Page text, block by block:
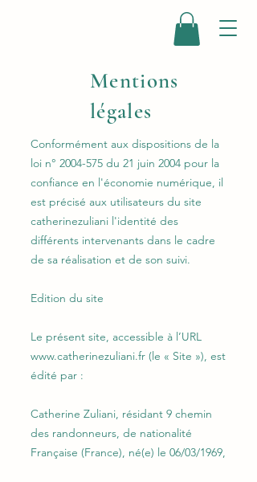
Mentions
légales
Conformément aux dispositions de la
loi n° 2004-575 du 21 juin 2004 pour la
confiance en l'économie numérique, il
est précisé aux utilisateurs du site
catherinezuliani l'identité des
différents intervenants dans le cadre
de sa réalisation et de son suivi.
Edition du site
Le présent site, accessible à l’URL
www.catherinezuliani.fr (le « Site »), est
édité par :
Catherine Zuliani, résidant 9 chemin
des randonneurs, de nationalité
Française (France), né(e) le 06/03/1969,